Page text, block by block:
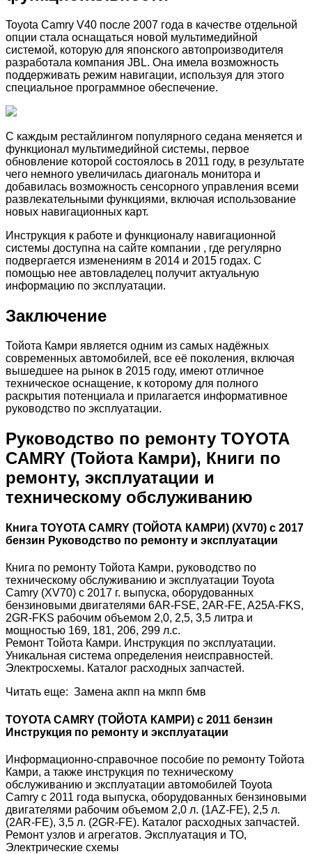
Toyota Camry V40 после 2007 года в качестве отдельной
опции стала оснащаться новой мультимедийной
системой, которую для японского автопроизводителя
разработала компания JBL. Она имела возможность
поддерживать режим навигации, используя для этого
специальное программное обеспечение.
С каждым рестайлингом популярного седана меняется и
функционал мультимедийной системы, первое
обновление которой состоялось в 2011 году, в результате
чего немного увеличилась диагональ монитора и
добавилась возможность сенсорного управления всеми
развлекательными функциями, включая использование
новых навигационных карт.
Инструкция к работе и функционалу навигационной
системы доступна на сайте компании , где регулярно
подвергается изменениям в 2014 и 2015 годах. С
помощью нее автовладелец получит актуальную
информацию по эксплуатации.
Заключение
Тойота Камри является одним из самых надёжных
современных автомобилей, все её поколения, включая
вышедшее на рынок в 2015 году, имеют отличное
техническое оснащение, к которому для полного
раскрытия потенциала и прилагается информативное
руководство по эксплуатации.
Руководство по ремонту TOYOTA
CAMRY (Тойота Камри), Книги по
ремонту, эксплуатации и
техническому обслуживанию
Книга TOYOTA CAMRY (ТОЙОТА КАМРИ) (XV70) с 2017
бензин Руководство по ремонту и эксплуатации
Книга по ремонту Тойота Камри, руководство по
техническому обслуживанию и эксплуатации Toyota
Camry (XV70) с 2017 г. выпуска, оборудованных
бензиновыми двигателями 6AR-FSE, 2AR-FE, A25A-FKS,
2GR-FKS рабочим объемом 2,0, 2,5, 3,5 литра и
мощностью 169, 181, 206, 299 л.с.
Ремонт Тойота Камри. Инструкция по эксплуатации.
Уникальная система определения неисправностей.
Электросхемы. Каталог расходных запчастей.
Читать еще: Замена акпп на мкпп бмв
TOYOTA CAMRY (ТОЙОТА КАМРИ) с 2011 бензин
Инструкция по ремонту и эксплуатации
Информационно-справочное пособие по ремонту Тойота
Камри, а также инструкция по техническому
обслуживанию и эксплуатации автомобилей Toyota
Camry с 2011 года выпуска, оборудованных бензиновыми
двигателями рабочим объемом 2,0 л. (1AZ-FE), 2,5 л.
(2AR-FE), 3,5 л. (2GR-FE). Каталог расходных запчастей.
Ремонт узлов и агрегатов. Эксплуатация и ТО,
Электрические схемы